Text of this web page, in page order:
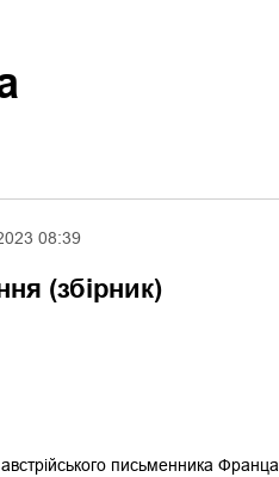
08:39
(збірник)
австрійського письменника